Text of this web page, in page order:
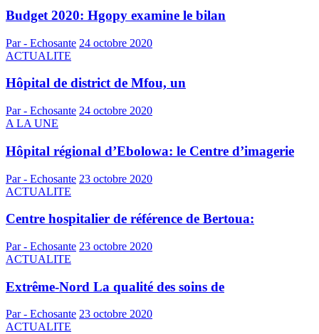
Budget 2020: Hgopy examine le bilan
Par - Echosante 24 octobre 2020
ACTUALITE
Hôpital de district de Mfou, un
Par - Echosante 24 octobre 2020
A LA UNE
Hôpital régional d’Ebolowa: le Centre d’imagerie
Par - Echosante 23 octobre 2020
ACTUALITE
Centre hospitalier de référence de Bertoua:
Par - Echosante 23 octobre 2020
ACTUALITE
Extrême-Nord La qualité des soins de
Par - Echosante 23 octobre 2020
ACTUALITE